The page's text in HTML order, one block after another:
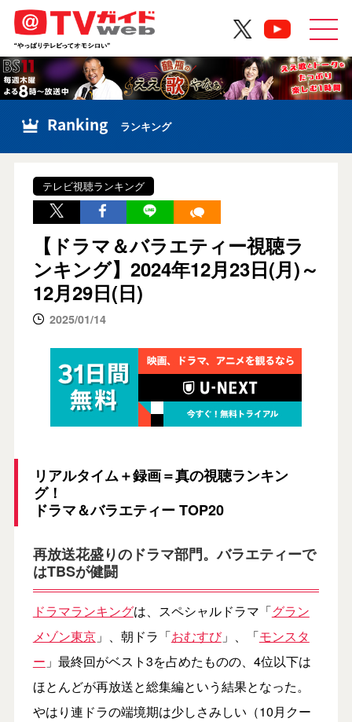
Ranking ランキング
テレビ視聴ランキング
【ドラマ＆バラエティー視聴ラ
ンキング】2024年12月23日(月)～
12月29日(日)
2025/01/14
リアルタイム＋録画＝真の視聴ランキン
グ！
ドラマ＆バラエティー TOP20
再放送花盛りのドラマ部門。バラエティーで
はTBSが健闘
ドラマランキングは、スペシャルドラマ「グラン
メゾン東京」、朝ドラ「おむすび」、「モンスタ
ー 」最終回がベスト3を占めたものの、4位以下は
ほとんどが再放送と総集編という結果となった。
やはり連ドラの端境期は少しさみしい（10月クー